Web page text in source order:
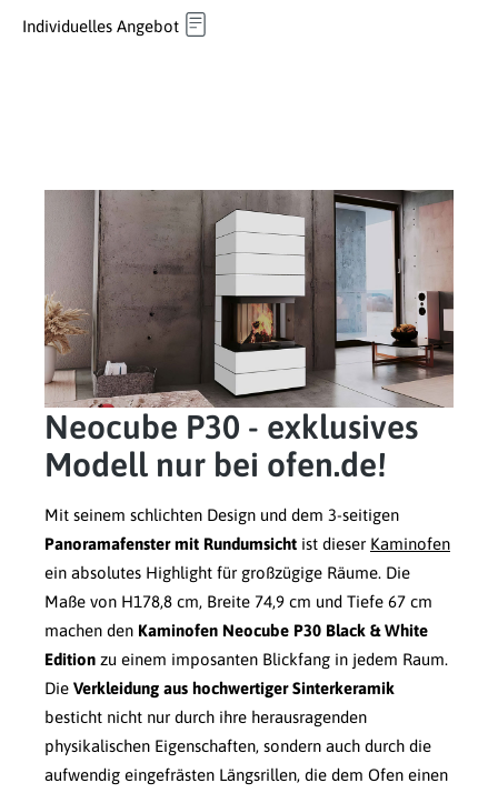
Individuelles Angebot
Neocube P30 - exklusives
Modell nur bei ofen.de!
Mit seinem schlichten Design und dem 3-seitigen
Panoramafenster mit Rundumsicht ist dieser Kaminofen
ein absolutes Highlight für großzügige Räume. Die
Maße von H178,8 cm, Breite 74,9 cm und Tiefe 67 cm
machen den Kaminofen Neocube P30 Black & White
Edition zu einem imposanten Blickfang in jedem Raum.
Die Verkleidung aus hochwertiger Sinterkeramik
besticht nicht nur durch ihre herausragenden
physikalischen Eigenschaften, sondern auch durch die
aufwendig eingefrästen Längsrillen, die dem Ofen einen